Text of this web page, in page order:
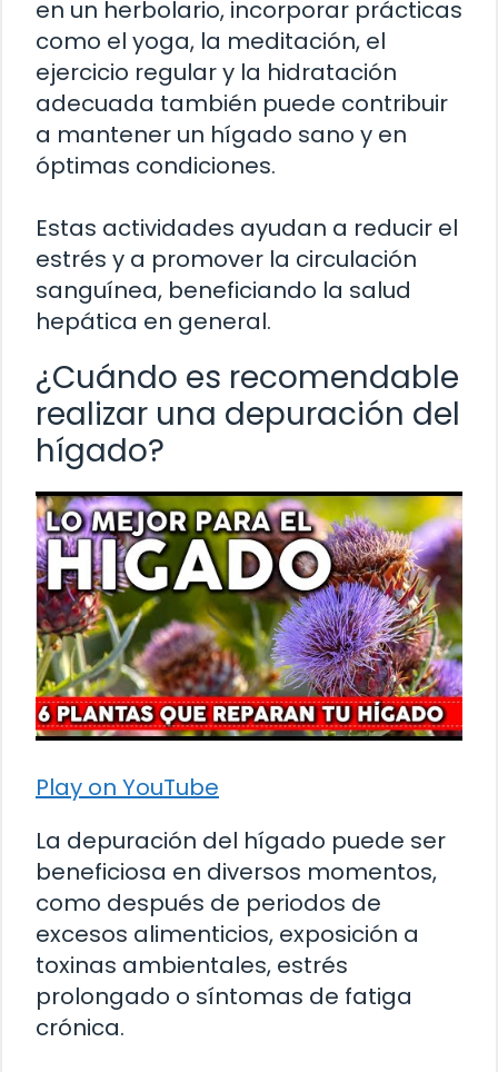
en un herbolario, incorporar prácticas
como el yoga, la meditación, el
ejercicio regular y la hidratación
adecuada también puede contribuir
a mantener un hígado sano y en
óptimas condiciones.
Estas actividades ayudan a reducir el
estrés y a promover la circulación
sanguínea, beneficiando la salud
hepática en general.
¿Cuándo es recomendable
realizar una depuración del
hígado?
Play on YouTube
La depuración del hígado puede ser
beneficiosa en diversos momentos,
como después de periodos de
excesos alimenticios, exposición a
toxinas ambientales, estrés
prolongado o síntomas de fatiga
crónica.